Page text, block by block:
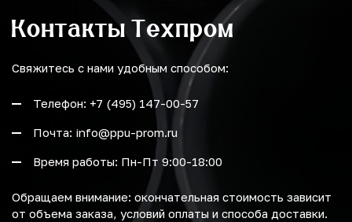
Контакты Техпром
Свяжитесь с нами удобным способом:
Телефон: +7 (495) 147-00-57
Почта: info@ppu-prom.ru
Время работы: Пн-Пт 9:00-18:00
Обращаем внимание: окончательная стоимость зависит
от объема заказа, условий оплаты и способа доставки.